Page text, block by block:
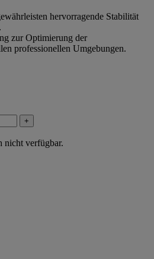
hervorragende Stabilität
zur Optimierung der
professionellen Umgebungen.
+
nicht verfügbar.